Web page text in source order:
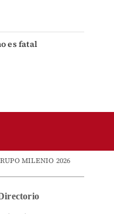
es fatal
MILENIO 2026